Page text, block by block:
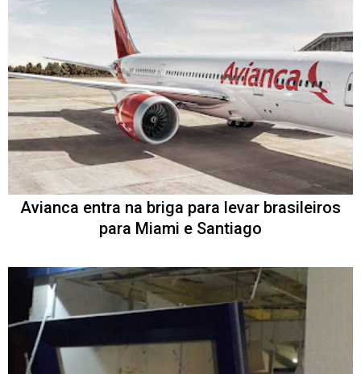
Avianca entra na briga para levar brasileiros
para Miami e Santiago